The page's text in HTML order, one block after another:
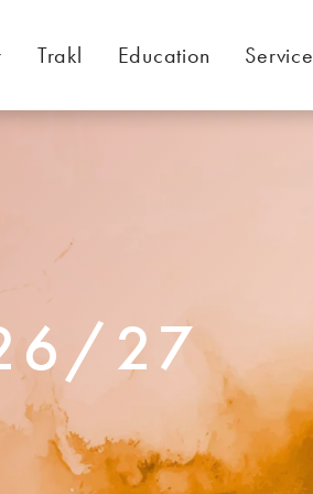
Trakl Education Service
27